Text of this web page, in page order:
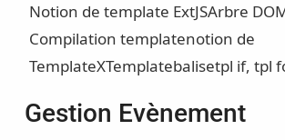
Notion de template ExtJSArbre
Compilation templatenotion de
TemplateXTemplatebalisetpl if, tpl
Gestion Evènement